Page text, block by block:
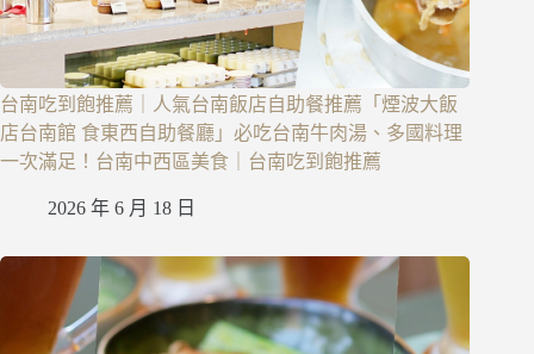
台南吃到飽推薦｜人氣台南飯店自助餐推薦「煙波大飯
店台南館 食東西自助餐廳」必吃台南牛肉湯、多國料理
一次滿足！台南中西區美食｜台南吃到飽推薦
2026 年 6 月 18 日